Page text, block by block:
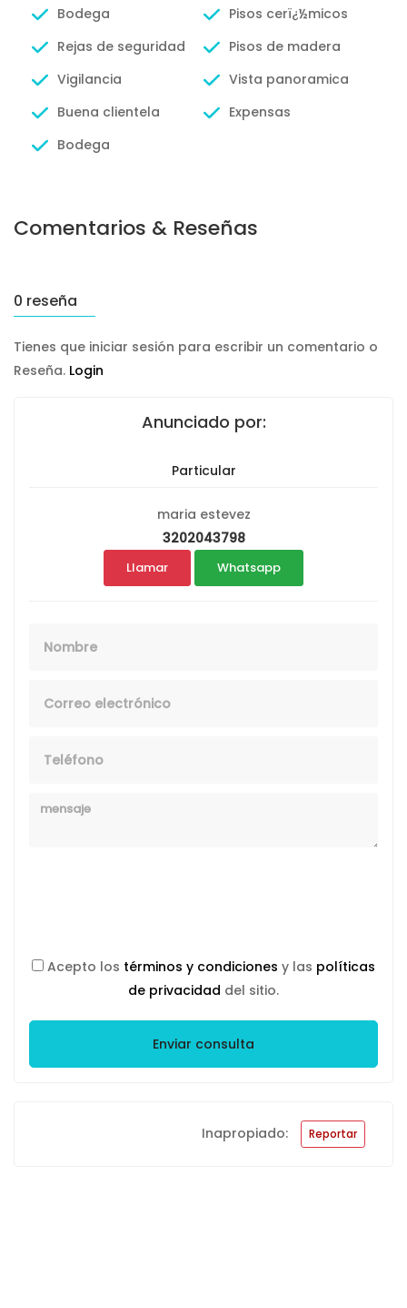
Bodega
Pisos cerï¿½micos
Rejas de seguridad
Pisos de madera
Vigilancia
Vista panoramica
Buena clientela
Expensas
Bodega
Comentarios & Reseñas
0 reseña
Tienes que iniciar sesión para escribir un comentario o
Reseña. Login
Anunciado por:
Particular
maria estevez
3202043798
Llamar Whatsapp
Acepto los términos y condiciones y las políticas
de privacidad del sitio.
Enviar consulta
Inapropiado: Reportar